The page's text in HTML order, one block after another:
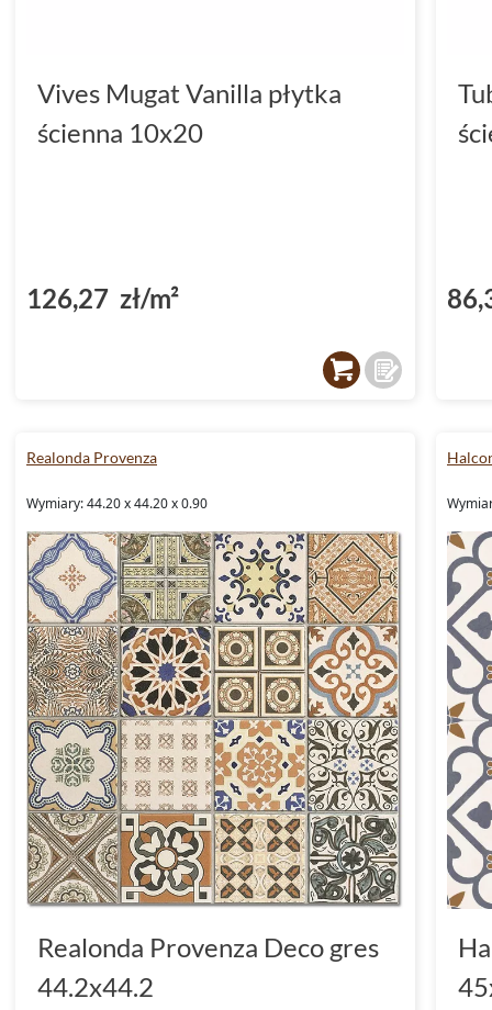
Vives Mugat Vanilla płytka
ścienna 10x20
126,27 zł/m²
Realonda Provenza
Wymiary: 44.20 x 44.20 x 0.90
Realonda Provenza Deco gres
44.2x44.2